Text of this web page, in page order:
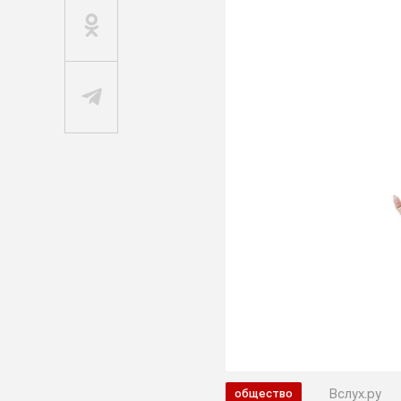
общество Вслух.ру